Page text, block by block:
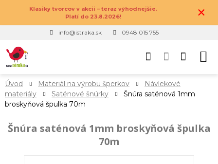
Klasiky tvorcov v akcii – teraz výhodnejšie.
Platí do 23.8.2026!
×
info@istraka.sk 0948 015 755
Úvod Materiál na výrobu šperkov
Návlekové
materiály
Saténové šnúrky
Šnúra saténová 1mm
broskyňová špulka 70m
Šnúra saténová 1mm broskyňová špulka
70m